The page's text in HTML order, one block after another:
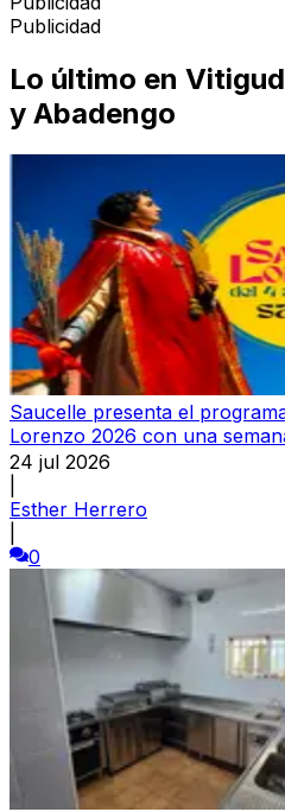
Publicidad
Lo último en
y Abadengo
Saucelle presenta el
Lorenzo 2026 con una
24 jul 2026
Esther Herrero
0